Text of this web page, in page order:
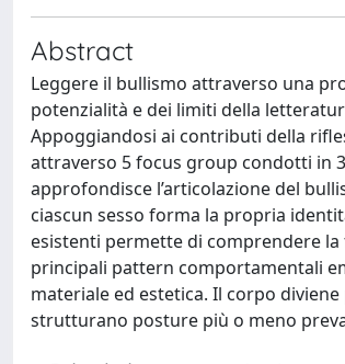
Abstract
Leggere il bullismo attraverso una
potenzialità e dei limiti della
Appoggiandosi ai contributi della
attraverso 5 focus group condotti in
approfondisce l’articolazione del
ciascun sesso forma la propria
esistenti permette di comprendere
principali pattern comportamentali
materiale ed estetica. Il corpo
strutturano posture più o meno